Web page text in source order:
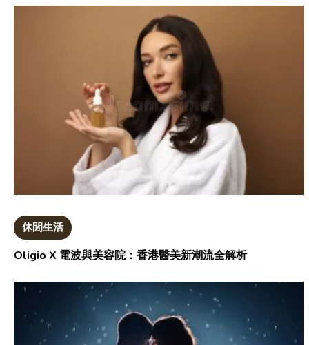
休閒生活
Oligio X 電波與美容院：香港醫美新潮流全解析